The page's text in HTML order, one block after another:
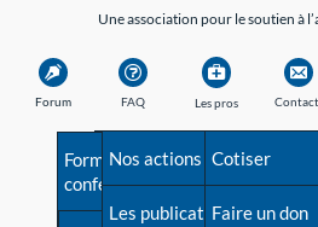
Une association pour le soutien à
Forum FAQ
Avant la naissance
Les débuts
Les pros
Formations et
conférences
Besoin d'aide?
Répertoire de tous les
Nos actions
Les publications
Cotiser
Faire un don